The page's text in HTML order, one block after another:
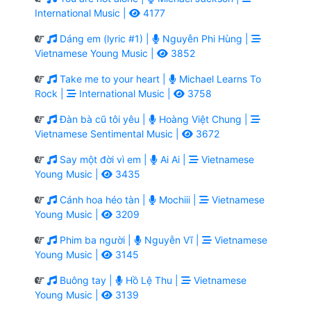
International Music |
4177
Dáng em (lyric #1) |
Nguyễn Phi Hùng |
Vietnamese Young Music |
3852
Take me to your heart |
Michael Learns To
Rock |
International Music | 3758
Đàn bà cũ tôi yêu |
Hoàng Việt Chung |
Vietnamese Sentimental Music |
3672
Say một đời vì em | Ai Ai |
Vietnamese
Young Music |
3435
Cánh hoa héo tàn | Mochiii |
Vietnamese
Young Music |
3209
Phim ba người | Nguyễn Vĩ |
Vietnamese
Young Music |
3145
Buông tay | Hồ Lệ Thu |
Vietnamese
Young Music |
3139